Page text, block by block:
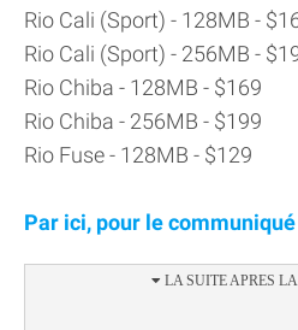
Rio Cali (Sport) - 128MB -
Rio Cali (Sport) - 256MB -
Rio Chiba - 128MB - $169
Rio Chiba - 256MB - $199
Rio Fuse - 128MB - $129
Par ici, pour le